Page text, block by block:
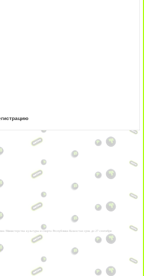
Министерства культуры и спорта Республики Казахстан срок до 27 сентября